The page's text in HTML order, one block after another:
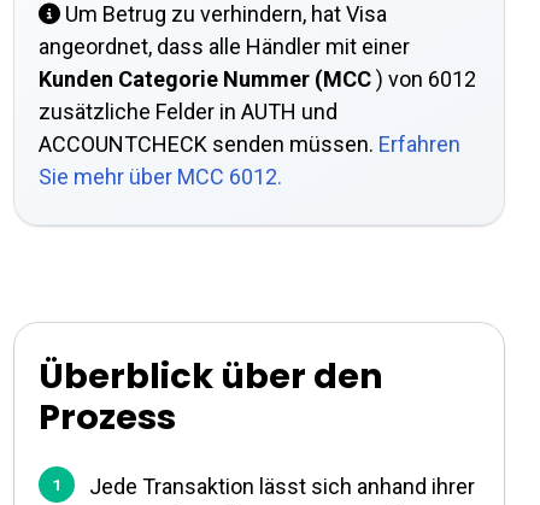
Um Betrug zu verhindern, hat Visa
angeordnet, dass alle Händler mit einer
Kunden Categorie Nummer (MCC) von 6012
zusätzliche Felder in AUTH und
ACCOUNTCHECK senden müssen. Erfahren
Sie mehr über MCC 6012.
Überblick über den
Prozess
Jede Transaktion lässt sich anhand ihrer